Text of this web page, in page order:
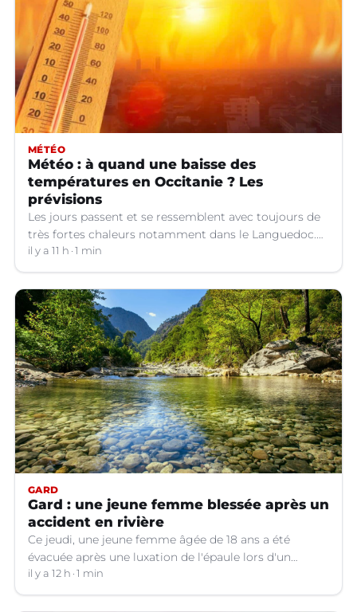
MÉTÉO
Météo : à quand une baisse des
températures en Occitanie ? Les
prévisions
Les jours passent et se ressemblent avec toujours de
très fortes chaleurs notamment dans le Languedoc.
Jusqu’à quand ?
il y a 11 h 1 min
GARD
Gard : une jeune femme blessée après un
accident en rivière
Ce jeudi, une jeune femme âgée de 18 ans a été
évacuée après une luxation de l'épaule lors d'un
plongeon dans une rivière à Saint-André-de-
Valborgne (Gard).
il y a 12 h 1 min